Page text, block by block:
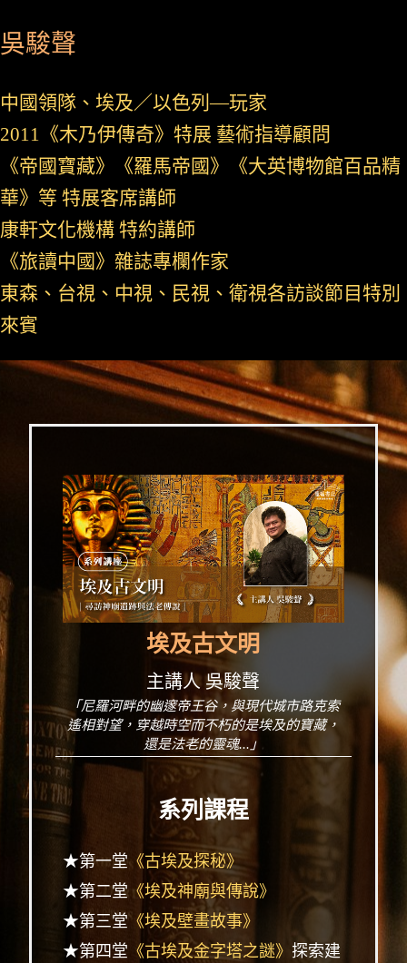
吳駿聲
中國領隊、埃及／以色列—玩家
2011《木乃伊傳奇》特展 藝術指導顧問
《帝國寶藏》《羅馬帝國》《大英博物館百品精
華》等 特展客席講師
康軒文化機構 特約講師
《旅讀中國》雜誌專欄作家
東森、台視、中視、民視、衛視各訪談節目特別
來賓
埃及古文明
主講人 吳駿聲
「尼羅河畔的幽邃帝王谷，與現代城市路克索
遙相對望，穿越時空而不朽的是埃及的寶藏，
還是法老的靈魂...」
系列課程
★第一堂《古埃及探秘》
★第二堂《埃及神廟與傳說》
★第三堂《埃及壁畫故事》
★第四堂 《古埃及金字塔之謎》 探索建